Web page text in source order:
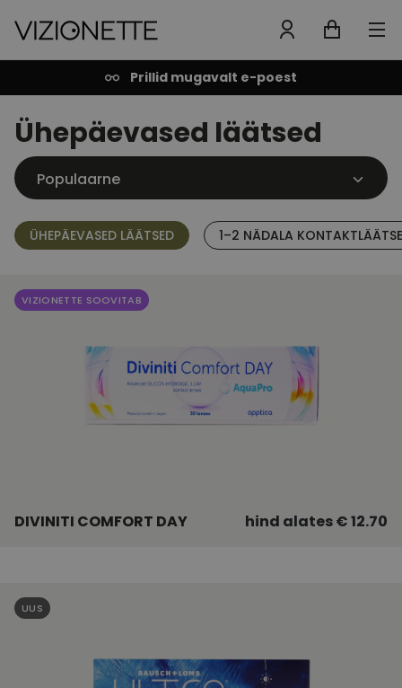
Prillid mugavalt e-poest
Ühepäevased läätsed
ÜHEPÄEVASED LÄÄTSED 1–2 NÄDALA
VIZIONETTE SOOVITAB
DIVINITI COMFORT DAY hind alates € 12.70
UUS